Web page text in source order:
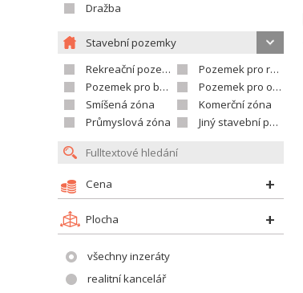
Dražba
Stavební pozemky
Rekreační pozemek
Pozemek pro rodinné domy
Pozemek pro bytovou výstavbu
Pozemek pro občanskou vybavenost
Smíšená zóna
Komerční zóna
Průmyslová zóna
Jiný stavební pozemek
Cena
Plocha
všechny inzeráty
realitní kancelář